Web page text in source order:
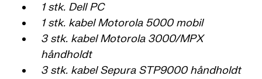
1 stk. Dell PC
1 stk. kabel Motorola 5000 mobil
3 stk. kabel Motorola 3000/MPX
håndholdt
3 stk. kabel Sepura STP9000 håndholdt